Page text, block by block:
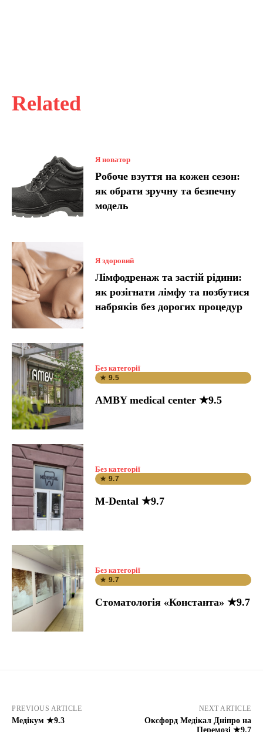
Related
Я новатор
Робоче взуття на кожен сезон:
як обрати зручну та безпечну
модель
Я здоровий
Лімфодренаж та застій рідини:
як розігнати лімфу та позбутися
набряків без дорогих процедур
Без категорії
★ 9.5
AMBY medical center ★9.5
Без категорії
★ 9.7
M-Dental ★9.7
Без категорії
★ 9.7
Стоматологія «Константа» ★9.7
PREVIOUS ARTICLE
Медікум ★9.3
NEXT ARTICLE
Оксфорд Медікал Дніпро на
Перемозі ★9.7